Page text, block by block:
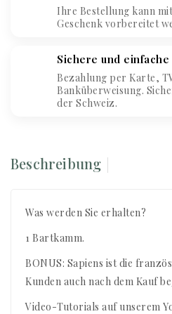
Ihre Bestellung kann
Geschenk vorbereitet
Sichere und einfache
Bezahlung per Karte,
Banküberweisung.
der Schweiz.
Beschreibung
Was werden Sie erhalten?
1 Bartkamm.
BONUS: Sapiens ist die
Kunden auch nach dem Kauf
Video-Tutorials auf unserem